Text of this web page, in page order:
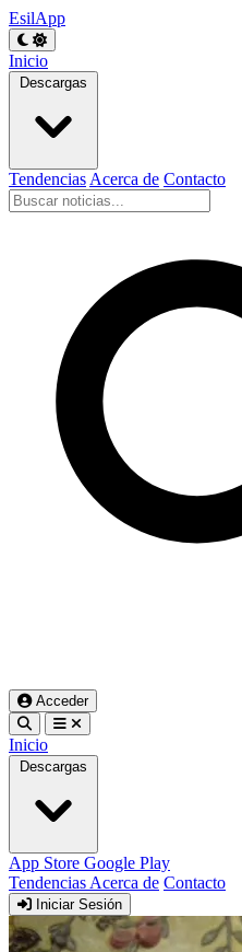
EsilApp
Inicio
Descargas
Tendencias Acerca de Contacto
Acceder
Inicio
Descargas
App Store Google Play
Tendencias Acerca de Contacto
Iniciar Sesión